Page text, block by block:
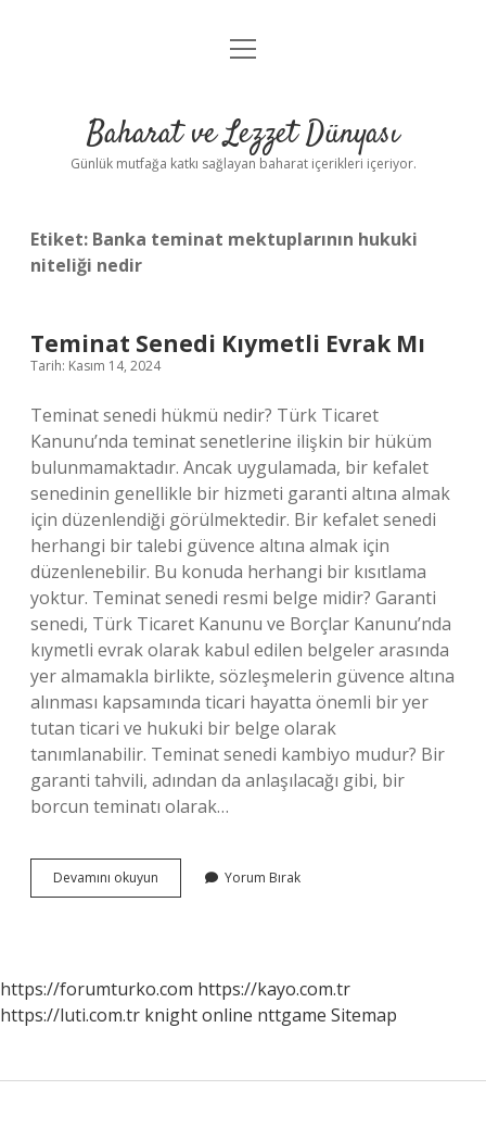
Anasayfa
Yasal Uyarı
menüyü
Baharat ve Lezzet Dünyası
Günlük mutfağa katkı sağlayan baharat içerikleri içeriyor.
Etiket: Banka teminat mektuplarının hukuki
niteliği nedir
Teminat Senedi Kıymetli Evrak Mı
Tarih: Kasım 14, 2024
Teminat senedi hükmü nedir? Türk Ticaret
Kanunu’nda teminat senetlerine ilişkin bir hüküm
bulunmamaktadır. Ancak uygulamada, bir kefalet
senedinin genellikle bir hizmeti garanti altına almak
için düzenlendiği görülmektedir. Bir kefalet senedi
herhangi bir talebi güvence altına almak için
düzenlenebilir. Bu konuda herhangi bir kısıtlama
yoktur. Teminat senedi resmi belge midir? Garanti
senedi, Türk Ticaret Kanunu ve Borçlar Kanunu’nda
kıymetli evrak olarak kabul edilen belgeler arasında
yer almamakla birlikte, sözleşmelerin güvence altına
alınması kapsamında ticari hayatta önemli bir yer
tutan ticari ve hukuki bir belge olarak
tanımlanabilir. Teminat senedi kambiyo mudur? Bir
garanti tahvili, adından da anlaşılacağı gibi, bir
borcun teminatı olarak…
Devamını okuyun Teminat
Senedi
Yorum Bırak
https://forumturko.com https://kayo.com.tr
https://luti.com.tr knight online nttgame Sitemap